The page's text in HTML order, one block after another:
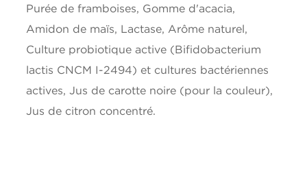
Calcium 125mg
Fer 0mg
*5% ou moins c'est peu, 15% ou plus c'est beaucoup
Purée de framboises, Gomme d'acacia,
Amidon de maïs, Lactase, Arôme naturel,
Culture probiotique active (Bifidobacterium
lactis CNCM I-2494) et cultures bactériennes
actives, Jus de carotte noire (pour la couleur),
Jus de citron concentré.